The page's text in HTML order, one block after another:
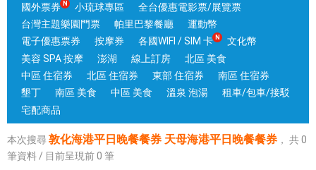
餐
餐
券
天
母
海
平
日
國外票券
小琉球專區
全台優惠電影票/展覽票
台灣主題樂園門票
帕里巴黎餐廳
運動幣
電子優惠票券
按摩券 各國WIFI / SIM 卡
文化幣
美容 SPA 按摩
澎湖 線上訂房
北區 美食
中區 住宿券
北區 住宿券 東部 住宿券
南區 住宿券
墾丁
南區 美食 中區 美食 溫泉 泡湯
租車/包車/接駁
宅配商品
本次搜尋 敦化海港平日晚餐餐券 天母海港平日晚餐餐券 ， 共0
筆資料 / 目前呈現前0 筆